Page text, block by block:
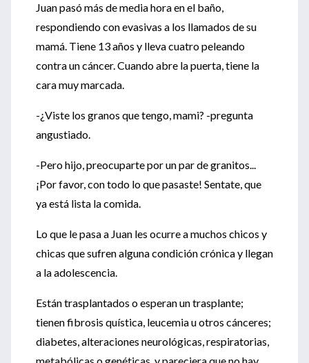
Juan pasó más de media hora en el baño,
respondiendo con evasivas a los llamados de su
mamá. Tiene 13 años y lleva cuatro peleando
contra un cáncer. Cuando abre la puerta, tiene la
cara muy marcada.
-¿Viste los granos que tengo, mami? -pregunta
angustiado.
-Pero hijo, preocuparte por un par de granitos...
¡Por favor, con todo lo que pasaste! Sentate, que
ya está lista la comida.
Lo que le pasa a Juan les ocurre a muchos chicos y
chicas que sufren alguna condición crónica y llegan
a la adolescencia.
Están trasplantados o esperan un trasplante;
tienen fibrosis quística, leucemia u otros cánceres;
diabetes, alteraciones neurológicas, respiratorias,